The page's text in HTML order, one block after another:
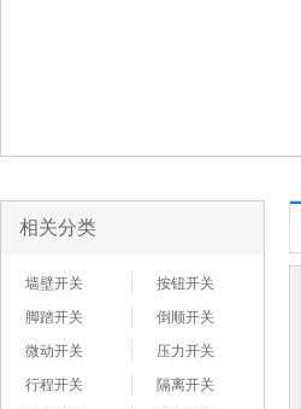
相关分类
墙壁开关
按钮开关
脚踏开关
倒顺开关
微动开关
压力开关
行程开关
隔离开关